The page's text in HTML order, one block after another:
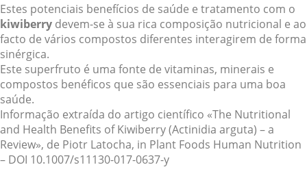
Estes potenciais benefícios de saúde e tratamento com o
kiwiberry devem-se à sua rica composição nutricional e ao
facto de vários compostos diferentes interagirem de forma
sinérgica.
Este superfruto é uma fonte de vitaminas, minerais e
compostos benéficos que são essenciais para uma boa
saúde.
Informação extraída do artigo científico «The Nutritional
and Health Benefits of Kiwiberry (Actinidia arguta) – a
Review», de Piotr Latocha, in Plant Foods Human Nutrition
– DOI 10.1007/s11130-017-0637-y